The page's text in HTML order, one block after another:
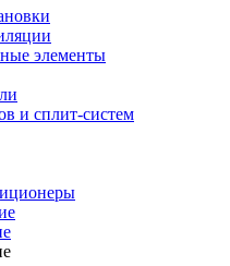
элементы
и сплит-систем